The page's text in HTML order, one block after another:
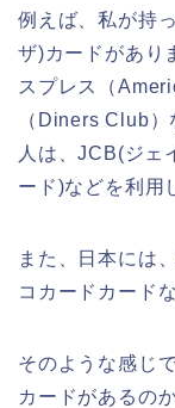
例えば、私が持
ザ)カードがあり
スプレス（
（Diners Club
人は、JCB(ジェ
ード)などを利用
また、日本には
コカードカード
そのような感じ
カードがあるの